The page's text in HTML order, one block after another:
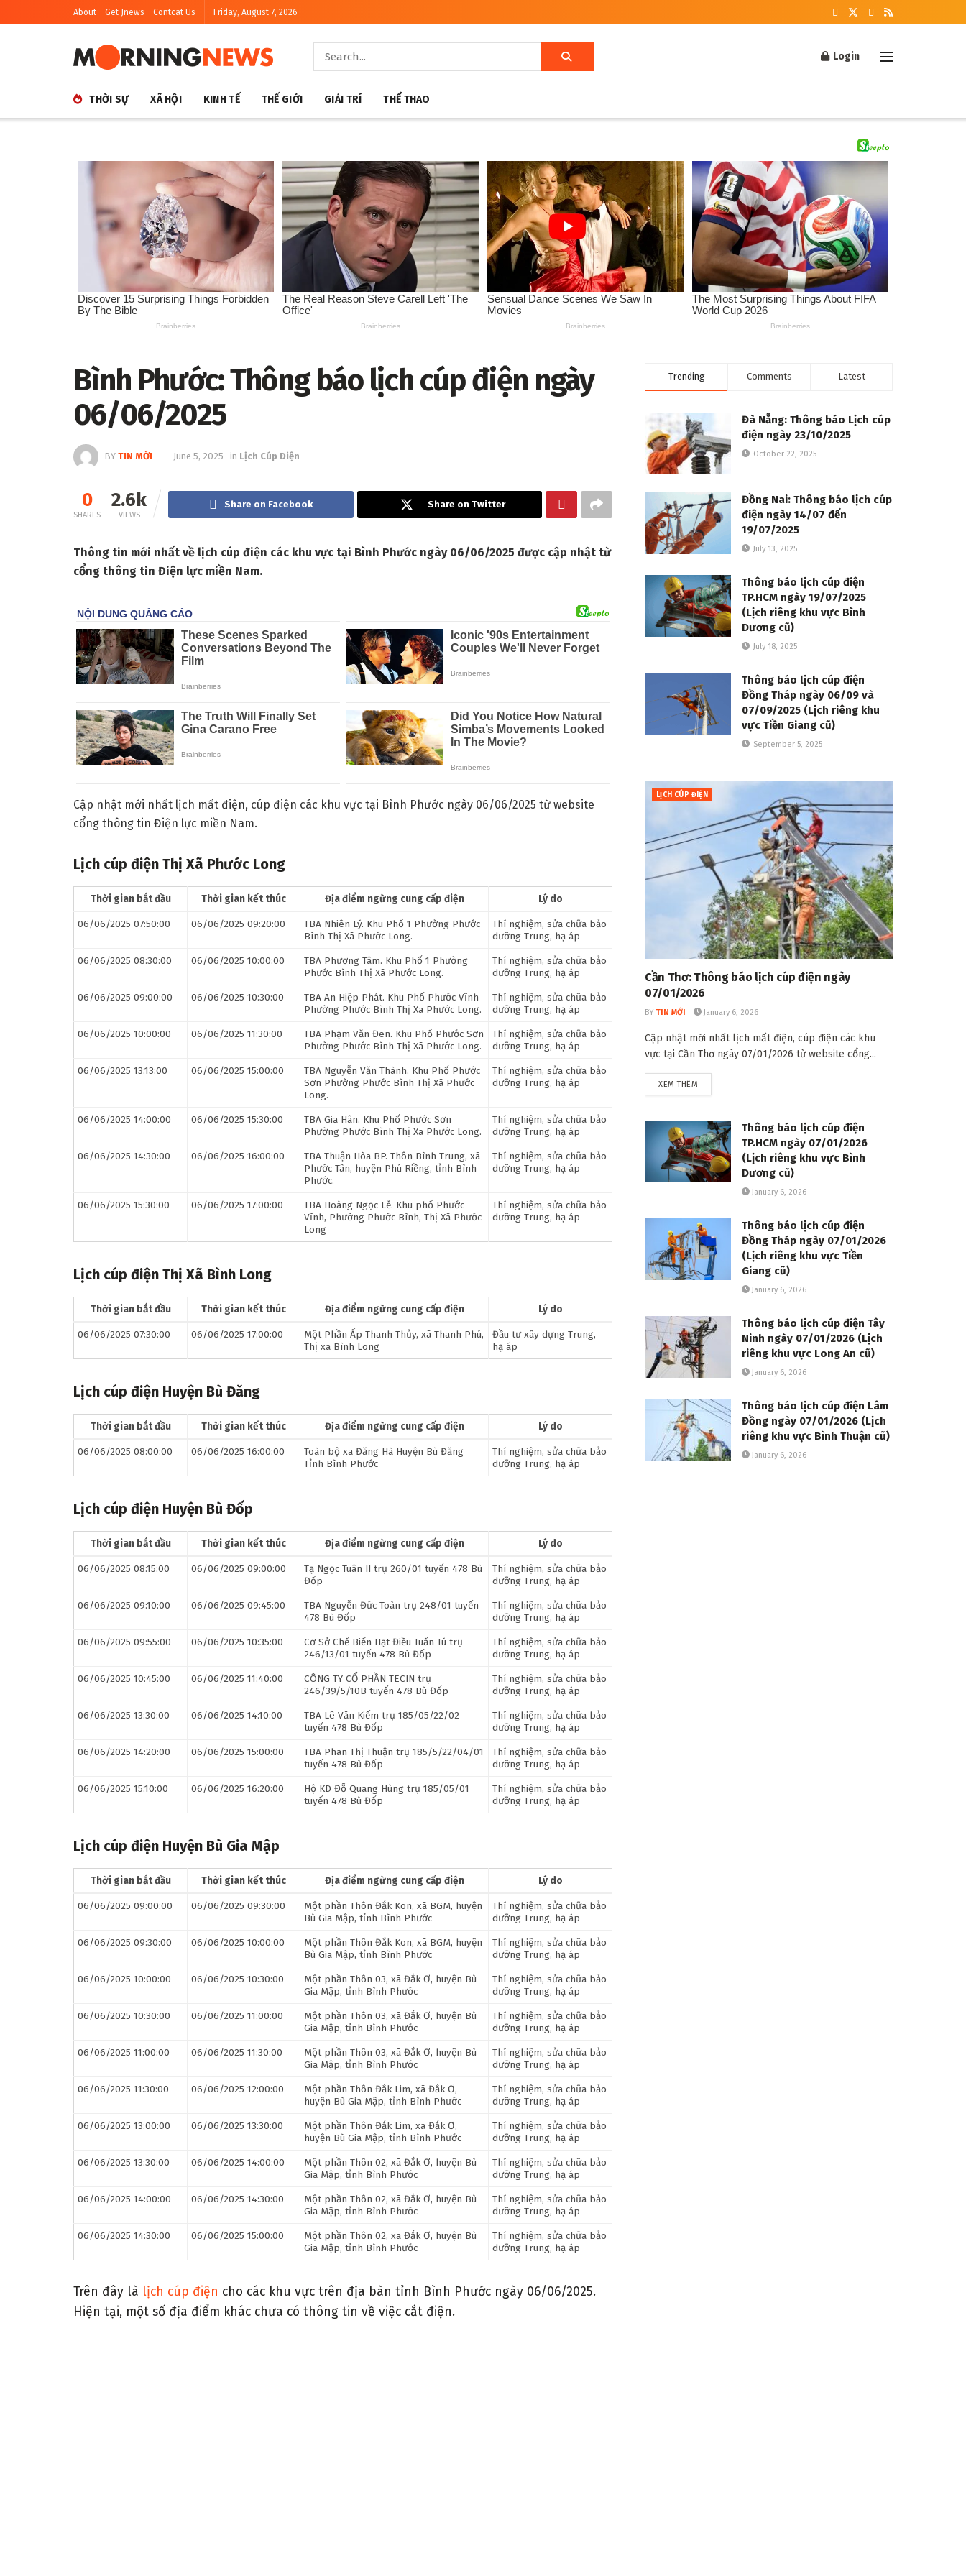
About Get Jnews Contcat Us Friday, August 7, 2026
Login
THỜI SỰ XÃ HỘI KINH TẾ THẾ GIỚI GIẢI TRÍ THỂ THAO
Bình Phước: Thông báo lịch cúp điện ngày
06/06/2025
BY TIN MỚI June 5, 2025 in Lịch Cúp Điện
0
SHARES
2.6k
VIEWS
Share on Facebook Share on Twitter
Thông tin mới nhất về lịch cúp điện các khu vực tại Bình Phước ngày 06/06/2025 được cập nhật từ
cổng thông tin Điện lực miền Nam.
Cập nhật mới nhất lịch mất điện, cúp điện các khu vực tại Bình Phước ngày 06/06/2025 từ website
cổng thông tin Điện lực miền Nam.
Lịch cúp điện Thị Xã Phước Long
Thời gian bắt đầu Thời gian kết thúc Địa điểm ngừng cung cấp điện Lý do
06/06/2025 07:50:00 06/06/2025 09:20:00
TBA Nhiên Lý. Khu Phố 1 Phường Phước
Bình Thị Xã Phước Long.
Thí nghiệm, sửa chữa bảo
dưỡng Trung, hạ áp
06/06/2025 08:30:00
06/06/2025 10:00:00
TBA Phương Tâm. Khu Phố 1 Phường
Phước Bình Thị Xã Phước Long.
Thí nghiệm, sửa chữa bảo
dưỡng Trung, hạ áp
06/06/2025 09:00:00
06/06/2025 10:30:00
TBA An Hiệp Phát. Khu Phố Phước Vĩnh
Phường Phước Bình Thị Xã Phước Long.
Thí nghiệm, sửa chữa bảo
dưỡng Trung, hạ áp
06/06/2025 10:00:00
06/06/2025 11:30:00
TBA Phạm Văn Đen. Khu Phố Phước Sơn
Phường Phước Bình Thị Xã Phước Long.
Thí nghiệm, sửa chữa bảo
dưỡng Trung, hạ áp
06/06/2025 13:13:00
06/06/2025 15:00:00
TBA Nguyễn Văn Thành. Khu Phố Phước
Sơn Phường Phước Bình Thị Xã Phước
Long.
Thí nghiệm, sửa chữa bảo
dưỡng Trung, hạ áp
06/06/2025 14:00:00 06/06/2025 15:30:00
TBA Gia Hân. Khu Phố Phước Sơn
Phường Phước Bình Thị Xã Phước Long.
Thí nghiệm, sửa chữa bảo
dưỡng Trung, hạ áp
06/06/2025 14:30:00
06/06/2025 16:00:00
TBA Thuận Hòa BP. Thôn Bình Trung, xã
Phước Tân, huyện Phú Riềng, tỉnh Bình
Phước.
Thí nghiệm, sửa chữa bảo
dưỡng Trung, hạ áp
06/06/2025 15:30:00 06/06/2025 17:00:00
TBA Hoàng Ngọc Lễ. Khu phố Phước
Vĩnh, Phường Phước Bình, Thị Xã Phước
Long
Thí nghiệm, sửa chữa bảo
dưỡng Trung, hạ áp
Lịch cúp điện Thị Xã Bình Long
Thời gian bắt đầu Thời gian kết thúc Địa điểm ngừng cung cấp điện Lý do
06/06/2025 07:30:00 06/06/2025 17:00:00
Một Phần Ấp Thanh Thủy, xã Thanh Phú,
Thị xã Bình Long
Đầu tư xây dựng Trung,
hạ áp
Lịch cúp điện Huyện Bù Đăng
Thời gian bắt đầu Thời gian kết thúc Địa điểm ngừng cung cấp điện Lý do
06/06/2025 08:00:00 06/06/2025 16:00:00
Toàn bộ xã Đăng Hà Huyện Bù Đăng
Tỉnh Bình Phước
Thí nghiệm, sửa chữa bảo
dưỡng Trung, hạ áp
Lịch cúp điện Huyện Bù Đốp
Thời gian bắt đầu Thời gian kết thúc Địa điểm ngừng cung cấp điện Lý do
06/06/2025 08:15:00 06/06/2025 09:00:00
Tạ Ngọc Tuân II trụ 260/01 tuyến 478 Bù
Đốp
Thí nghiệm, sửa chữa bảo
dưỡng Trung, hạ áp
06/06/2025 09:10:00
06/06/2025 09:45:00
TBA Nguyễn Đức Toàn trụ 248/01 tuyến
478 Bù Đốp
Thí nghiệm, sửa chữa bảo
dưỡng Trung, hạ áp
06/06/2025 09:55:00
06/06/2025 10:35:00
Cơ Sở Chế Biến Hạt Điều Tuấn Tú trụ
246/13/01 tuyến 478 Bù Đốp
Thí nghiệm, sửa chữa bảo
dưỡng Trung, hạ áp
06/06/2025 10:45:00
06/06/2025 11:40:00
CÔNG TY CỔ PHẦN TECIN trụ
246/39/5/10B tuyến 478 Bù Đốp
Thí nghiệm, sửa chữa bảo
dưỡng Trung, hạ áp
06/06/2025 13:30:00
06/06/2025 14:10:00
TBA Lê Văn Kiếm trụ 185/05/22/02
tuyến 478 Bù Đốp
Thí nghiệm, sửa chữa bảo
dưỡng Trung, hạ áp
06/06/2025 14:20:00
06/06/2025 15:00:00
TBA Phan Thị Thuận trụ 185/5/22/04/01
tuyến 478 Bù Đốp
Thí nghiệm, sửa chữa bảo
dưỡng Trung, hạ áp
06/06/2025 15:10:00
06/06/2025 16:20:00
Hộ KD Đỗ Quang Hùng trụ 185/05/01
tuyến 478 Bù Đốp
Thí nghiệm, sửa chữa bảo
dưỡng Trung, hạ áp
Lịch cúp điện Huyện Bù Gia Mập
Thời gian bắt đầu Thời gian kết thúc Địa điểm ngừng cung cấp điện Lý do
06/06/2025 09:00:00 06/06/2025 09:30:00
Một phần Thôn Đắk Kon, xã BGM, huyện
Bù Gia Mập, tỉnh Bình Phước
Thí nghiệm, sửa chữa bảo
dưỡng Trung, hạ áp
06/06/2025 09:30:00
06/06/2025 10:00:00
Một phần Thôn Đắk Kon, xã BGM, huyện
Bù Gia Mập, tỉnh Bình Phước
Thí nghiệm, sửa chữa bảo
dưỡng Trung, hạ áp
06/06/2025 10:00:00
06/06/2025 10:30:00
Một phần Thôn 03, xã Đắk Ơ, huyện Bù
Gia Mập, tỉnh Bình Phước
Thí nghiệm, sửa chữa bảo
dưỡng Trung, hạ áp
06/06/2025 10:30:00
06/06/2025 11:00:00
Một phần Thôn 03, xã Đắk Ơ, huyện Bù
Gia Mập, tỉnh Bình Phước
Thí nghiệm, sửa chữa bảo
dưỡng Trung, hạ áp
06/06/2025 11:00:00
06/06/2025 11:30:00
Một phần Thôn 03, xã Đắk Ơ, huyện Bù
Gia Mập, tỉnh Bình Phước
Thí nghiệm, sửa chữa bảo
dưỡng Trung, hạ áp
06/06/2025 11:30:00
06/06/2025 12:00:00
Một phần Thôn Đắk Lim, xã Đắk Ơ,
huyện Bù Gia Mập, tỉnh Bình Phước
Thí nghiệm, sửa chữa bảo
dưỡng Trung, hạ áp
06/06/2025 13:00:00
06/06/2025 13:30:00
Một phần Thôn Đắk Lim, xã Đắk Ơ,
huyện Bù Gia Mập, tỉnh Bình Phước
Thí nghiệm, sửa chữa bảo
dưỡng Trung, hạ áp
06/06/2025 13:30:00
06/06/2025 14:00:00
Một phần Thôn 02, xã Đắk Ơ, huyện Bù
Gia Mập, tỉnh Bình Phước
Thí nghiệm, sửa chữa bảo
dưỡng Trung, hạ áp
06/06/2025 14:00:00
06/06/2025 14:30:00
Một phần Thôn 02, xã Đắk Ơ, huyện Bù
Gia Mập, tỉnh Bình Phước
Thí nghiệm, sửa chữa bảo
dưỡng Trung, hạ áp
06/06/2025 14:30:00
06/06/2025 15:00:00
Một phần Thôn 02, xã Đắk Ơ, huyện Bù
Gia Mập, tỉnh Bình Phước
Thí nghiệm, sửa chữa bảo
dưỡng Trung, hạ áp
Trên đây là lịch cúp điện cho các khu vực trên địa bàn tỉnh Bình Phước ngày 06/06/2025.
Hiện tại, một số địa điểm khác chưa có thông tin về việc cắt điện.
Trending Comments Latest
Đà Nẵng: Thông báo Lịch cúp
điện ngày 23/10/2025
October 22, 2025
Đồng Nai: Thông báo lịch cúp
điện ngày 14/07 đến
19/07/2025
July 13, 2025
Thông báo lịch cúp điện
TP.HCM ngày 19/07/2025
(Lịch riêng khu vực Bình
Dương cũ)
July 18, 2025
Thông báo lịch cúp điện
Đồng Tháp ngày 06/09 và
07/09/2025 (Lịch riêng khu
vực Tiền Giang cũ)
September 5, 2025
LỊCH CÚP ĐIỆN
Cần Thơ: Thông báo lịch cúp điện ngày
07/01/2026
BY TIN MỚI January 6, 2026
Cập nhật mới nhất lịch mất điện, cúp điện các khu
vực tại Cần Thơ ngày 07/01/2026 từ website cổng...
XEM THÊM
Thông báo lịch cúp điện
TP.HCM ngày 07/01/2026
(Lịch riêng khu vực Bình
Dương cũ)
January 6, 2026
Thông báo lịch cúp điện
Đồng Tháp ngày 07/01/2026
(Lịch riêng khu vực Tiền
Giang cũ)
January 6, 2026
Thông báo lịch cúp điện Tây
Ninh ngày 07/01/2026 (Lịch
riêng khu vực Long An cũ)
January 6, 2026
Thông báo lịch cúp điện Lâm
Đồng ngày 07/01/2026 (Lịch
riêng khu vực Bình Thuận cũ)
January 6, 2026